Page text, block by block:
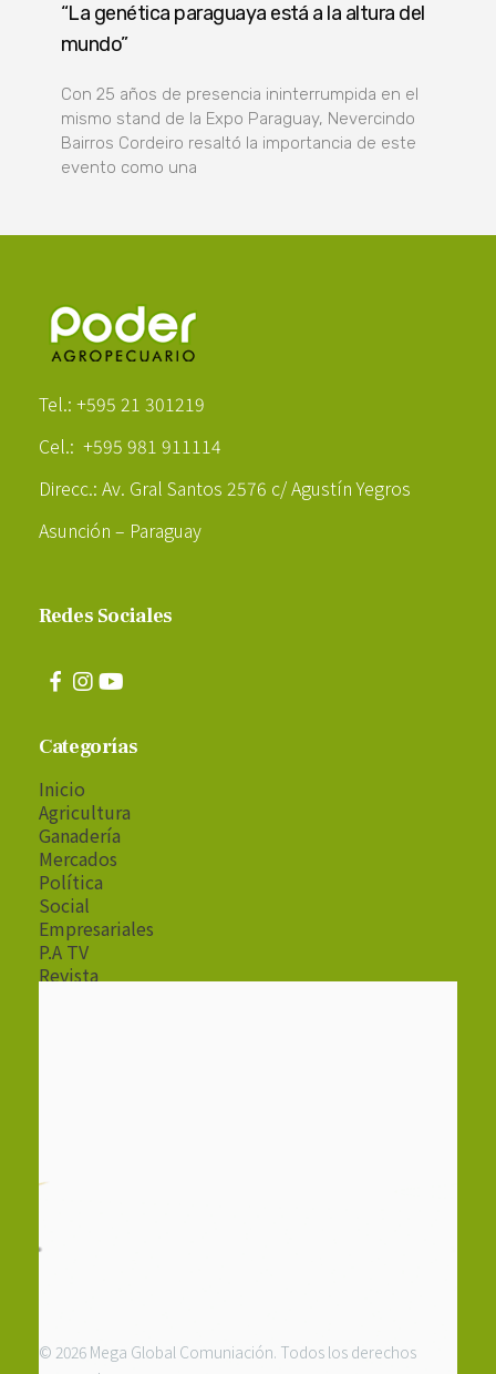
“La genética paraguaya está a la altura del
mundo”
Con 25 años de presencia ininterrumpida en el
mismo stand de la Expo Paraguay, Nevercindo
Bairros Cordeiro resaltó la importancia de este
evento como una
Tel.: +595 21 301219
Cel.: +595 981 911114
Direcc.: Av. Gral Santos 2576 c/ Agustín Yegros
Asunción – Paraguay
Redes Sociales
Categorías
Inicio
Agricultura
Ganadería
Mercados
Política
Social
Empresariales
P.A TV
Revista
© 2026 Mega Global Comuniación. Todos los derechos